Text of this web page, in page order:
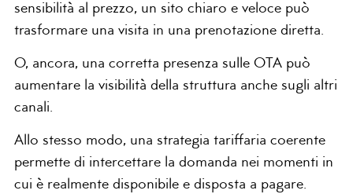
sensibilità al prezzo, un sito chiaro e veloce può
trasformare una visita in una prenotazione diretta.
O, ancora, una corretta presenza sulle OTA può
aumentare la visibilità della struttura anche sugli altri
canali.
Allo stesso modo, una strategia tariffaria coerente
permette di intercettare la domanda nei momenti in
cui è realmente disponibile e disposta a pagare.